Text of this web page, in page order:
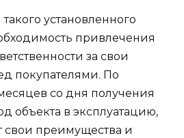
установленного
привлечения
за свои
покупателями. По
со дня получения
объекта в эксплуатацию,
свои преимущества и